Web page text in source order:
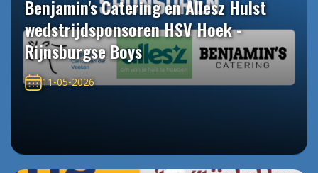
Benjamin's Catering en Allesz Hulst
wedstrijdsponsoren HSV Hoek -
Rijnsburgse Boys
11-05-2026